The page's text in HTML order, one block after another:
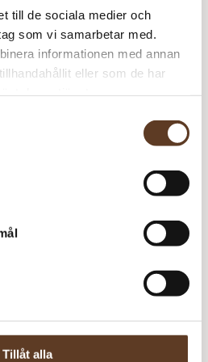
till de sociala medier och
som vi samarbetar med.
informationen med annan
eller som de har
Tillåt alla
62 kr 9 558 kr
när fler är tillbaka i
Meddela mig